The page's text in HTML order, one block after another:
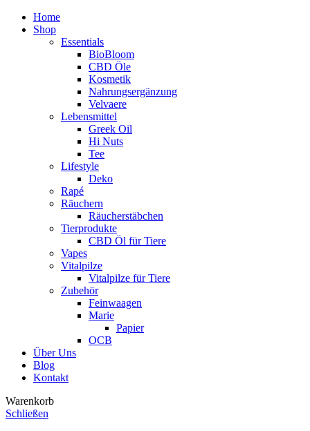
Home
Shop
Essentials
BioBloom
CBD Öle
Kosmetik
Nahrungsergänzung
Velvaere
Lebensmittel
Greek Oil
Hi Nuts
Tee
Lifestyle
Deko
Rapé
Räuchern
Räucherstäbchen
Tierprodukte
CBD Öl für Tiere
Vapes
Vitalpilze
Vitalpilze für Tiere
Zubehör
Feinwaagen
Marie
Papier
OCB
Über Uns
Blog
Kontakt
Warenkorb
Schließen